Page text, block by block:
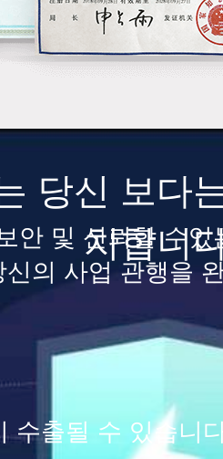
당신 보다
치합니
안 및 신뢰할 수있
신의 사업 관행을
수출될 수 있습니